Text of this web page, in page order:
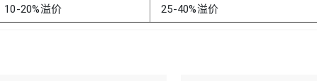
10-20%溢价 25-40%溢价